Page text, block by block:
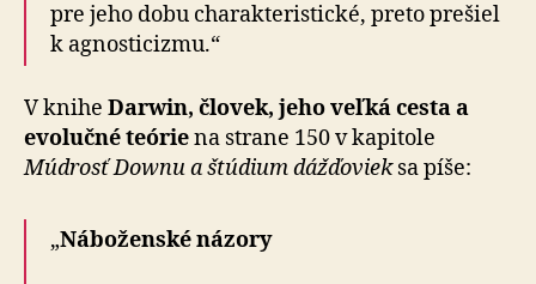
pre jeho dobu charakteristické, preto prešiel
k agnosticizmu.“
V knihe Darwin, človek, jeho veľká cesta a
evolučné teóriena strane 150 v kapitole
Múdrosť Downu a štúdium dážďovieksa píše:
„Náboženské názory